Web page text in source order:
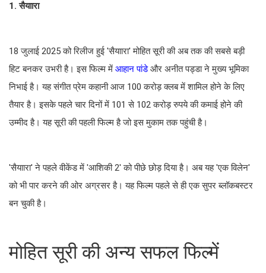
1. सैयाारा
18 जुलाई 2025 को रिलीज हुई 'सैयाारा' मोहित सूरी की अब तक की सबसे बड़ी
हिट बनकर उभरी है। इस फिल्म में आहान पांडेऔर अनीत पड्डा ने मुख्य भूमिका
निभाई है। यह संगीत प्रेम कहानी आज 100 करोड़ क्लब में शामिल होने के लिए
तैयार है। इसके पहले चार दिनों में 101 से 102 करोड़ रुपये की कमाई होने की
उम्मीद है। यह सूरी की पहली फिल्म है जो इस मुकाम तक पहुंची है।
'सैयाारा' ने पहले वीकेंड में 'आशिकी 2' को पीछे छोड़ दिया है। अब यह 'एक विलेन'
को भी पार करने की ओर अग्रसर है। यह फिल्म पहले से ही एक सुपर ब्लॉकबस्टर
बन चुकी है।
मोहित सूरी की अन्य सफल फिल्में